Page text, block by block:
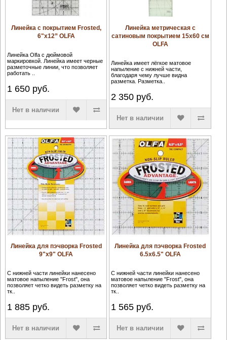
Линейка с покрытием Frosted,
6"x12” OLFA
Линейка Olfa с дюймовой
маркировкой. Линейка имеет черные
разметочные линии, что позволяет
работать ..
1 650руб.
Нет в наличии
Линейка метрическая с
сатиновым покрытием 15x60 см
OLFA
Линейка имеет лёгкое матовое
напыление с нижней части,
благодаря чему лучше видна
разметка. Разметка..
2 350 руб.
Нет в наличии
Линейка для пэчворка Frosted
9"х9" OLFA
С нижней части линейки нанесено
матовое напыление "Frost", она
позволяет четко видеть разметку на
тк..
1 885руб.
Нет в наличии
Линейка для пэчворка Frosted
6.5х6.5" OLFA
С нижней части линейки нанесено
матовое напыление "Frost", она
позволяет четко видеть разметку на
тк..
1 565 руб.
Нет в наличии